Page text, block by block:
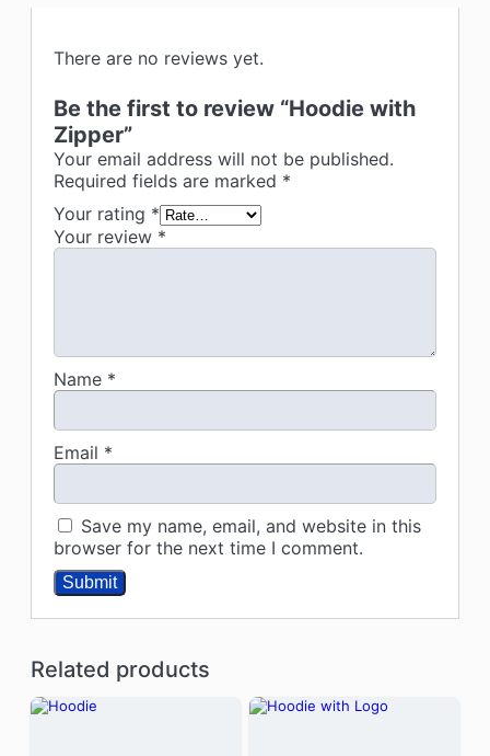
There are no reviews yet.
Be the first to review “Hoodie with
Zipper”
Your email address will not be published.
Required fields are marked *
Your rating *
Your review *
Name *
Email *
Save my name, email, and website in this
browser for the next time I comment.
Related products